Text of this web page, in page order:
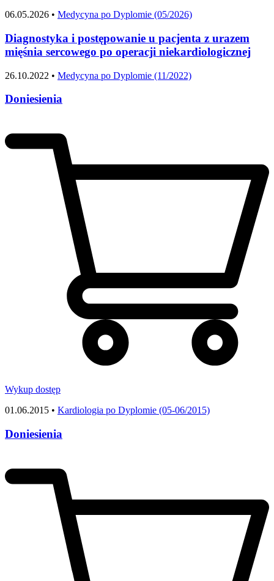
06.05.2026 • Medycyna po Dyplomie (05/2026)
Diagnostyka i postępowanie u pacjenta z urazem
mięśnia sercowego po operacji niekardiologicznej
26.10.2022 • Medycyna po Dyplomie (11/2022)
Doniesienia
Wykup dostęp
01.06.2015 • Kardiologia po Dyplomie (05-06/2015)
Doniesienia